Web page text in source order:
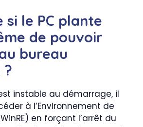
si le PC plante
de pouvoir
bureau
?
instable au démarrage, il
à l’Environnement de
en forçant l’arrêt du